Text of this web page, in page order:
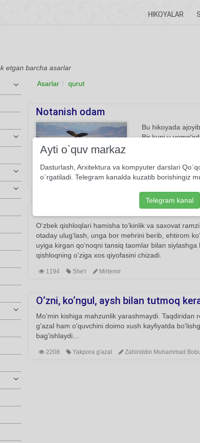
HIKOYALAR
etgan barcha asarlar
Asarlar qurut
Notanish odam
Bu hikoyada
Bir kuni u
kirib jon
ko'ringan bu
731 Realistik hikoya Shukur Xolmirzayev
O‘zbek qishloqlari hamisha to‘kinlik va saxovat
otaday ulug‘lash, unga bor mehrini berib, ehtirom
uyiga kirgan qo‘noqni tansiq taomlar bilan
qishloqning o’ziga xos qiyofasini chizadi.
1194 She'r Mirtemir
O‘zni, ko‘ngul, aysh bilan tutmoq
Mo'min kishiga mahzunlik yarashmaydi.
g'azal ham o'quvchini doimo xush kayfiyatda
bag'ishlaydi...
2208 Yakpora g'azal Zahiriddin Muhammad
Ayti o`quv markaz
Dasturlash, Arxitektura va kompyuter darslari
o`rgatiladi. Telegram kanalda kuzatib borishingiz
Telegram kanal